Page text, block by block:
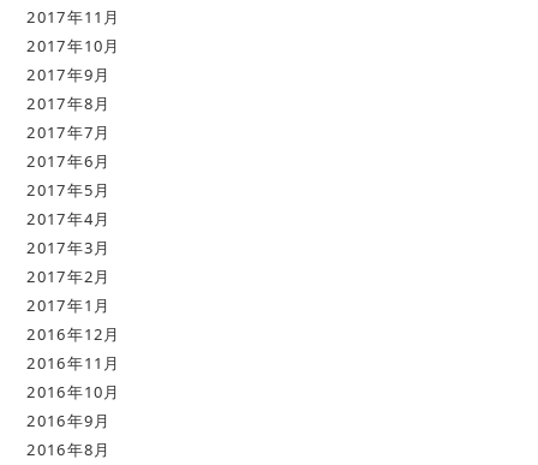
2017年11月
2017年10月
2017年9月
2017年8月
2017年7月
2017年6月
2017年5月
2017年4月
2017年3月
2017年2月
2017年1月
2016年12月
2016年11月
2016年10月
2016年9月
2016年8月